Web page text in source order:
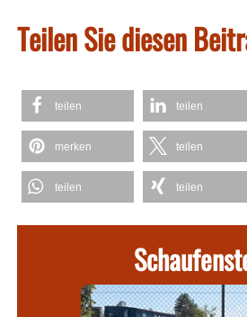
Teilen Sie diesen
teilen teilen
merken teilen
teilen teilen